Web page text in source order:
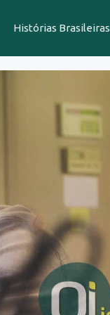
Histórias Brasileiras